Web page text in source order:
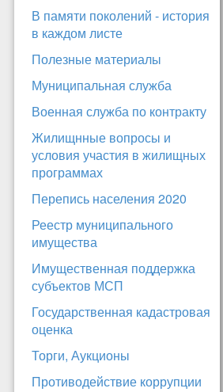
В памяти поколений - история
в каждом листе
Полезные материалы
Муниципальная служба
Военная служба по контракту
Жилищнные вопросы и
условия участия в жилищных
программах
Перепись населения 2020
Реестр муниципального
имущества
Имущественная поддержка
субъектов МСП
Государственная кадастровая
оценка
Торги, Аукционы
Противодействие коррупции